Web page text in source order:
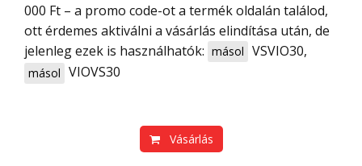
000 Ft – a promo code-ot a termék oldalán találod,
ott érdemes aktiválni a vásárlás elindítása után, de
jelenleg ezek is használhatók: másol VSVIO30,
másol VIOVS30
Vásárlás